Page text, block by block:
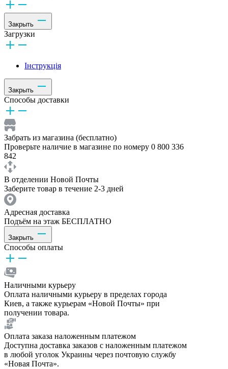
Закрыть
Загрузки
Інструкція
Закрыть
Способы доставки
Забрать из магазина (бесплатно)
Проверьте наличие в магазине по номеру 0 800 336
842
В отделении Новой Почты
Заберите товар в течение 2-3 дней
Адресная доставка
Подъём на этаж БЕСПЛАТНО
Закрыть
Способы оплаты
Наличными курьеру
Оплата наличными курьеру в пределах города
Киев, а также курьерам «Новой Почты» при
получении товара.
Оплата заказа наложенным платежом
Доступна доставка заказов с наложенным платежом
в любой уголок Украины через почтовую службу
«Новая Почта».